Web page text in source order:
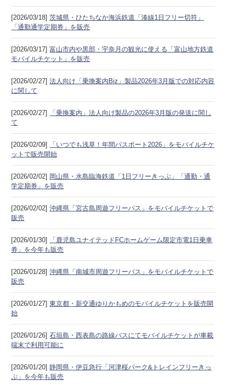
[2026/03/18]茨城県・ひたちなか海浜鉄道「湊線1日フリー切符」
「通勤通学定期券」を販売
[2026/03/17]富山市内や黒部・宇奈月の観光に使える「富山地方鉄道
モバイルチケット」を販売
[2026/02/27]法人向け「乗換案内Biz」製品2026年3月版での対応内容
に関して
[2026/02/27]
「乗換案内」法人向け製品の2026年3月版の発送に関し
て
[2026/02/09]
「いつでも浅草！年間パスポート2026」をモバイルチケ
ットで販売開始
[2026/02/02] 岡山県・水島臨海鉄道「1日フリーきっぷ」「通勤・通
学定期券」を販売
[2026/02/02]沖縄県「宮古島周遊フリーパス」をモバイルチケットで
販売
[2026/01/30]
「鹿児島ユナイテッドFCホームゲーム限定市電1日乗車
券」を今年も販売
[2026/01/28]沖縄県「南城市周遊フリーパス」をモバイルチケットで
販売
[2026/01/27]東京都・新交通ゆりかもめのモバイルチケットを販売開
始
[2026/01/26]石垣島・西表島の路線バスにてモバイルチケットが車載
端末で利用可能に
[2026/01/20]静岡県・伊豆急行「河津桜パーク&トレインフリーきっ
ぷ」を今年も販売